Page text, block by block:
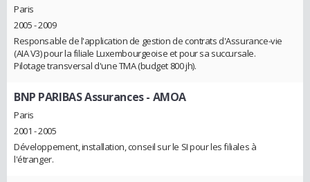
Paris
2005 - 2009
Responsable de l'application de gestion de contrats d'Assurance-vie
(AIA V3) pour la filiale Luxembourgeoise et pour sa succursale.
Pilotage transversal d'une TMA (budget 800 jh).
BNP PARIBAS Assurances- AMOA
Paris
2001 - 2005
Développement, installation, conseil sur le SI pour les filiales à
l'étranger.